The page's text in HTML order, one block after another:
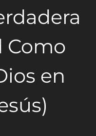
Como
en